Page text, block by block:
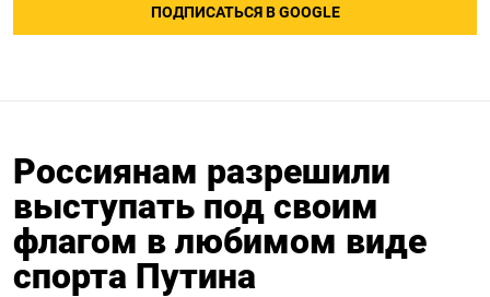
ПОДПИСАТЬСЯ В GOOGLE
Россиянам разрешили
выступать под своим
флагом в любимом виде
спорта Путина